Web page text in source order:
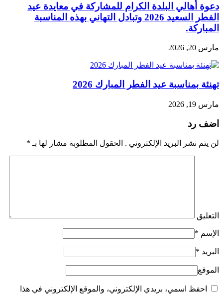
دعوة أهالي البلدة الكرام للمشاركة في معايدة عيد
الفطر السعيد 2026 وتبادل التهاني بهذه المناسبة
المباركة.
مارس 20, 2026
تهنئة بمناسبة عيد الفطر المبارك 2026
مارس 19, 2026
اضف رد
لن يتم نشر البريد الإلكتروني . الحقول المطلوبة مشار لها بـ *
التعليق
الإسم *
البريد *
الموقع
احفظ اسمي، بريدي الإلكتروني، والموقع الإلكتروني في هذا